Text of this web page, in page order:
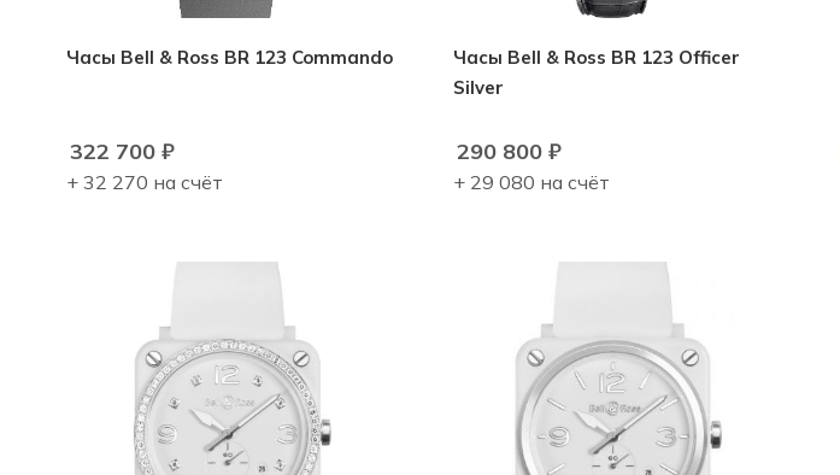
Часы Bell & Ross BR 123 Commando
322 700 ₽
+ 32 270 на счёт
Часы Bell & Ross BR 123 Officer
Silver
290 800₽
+ 29 080 на счёт